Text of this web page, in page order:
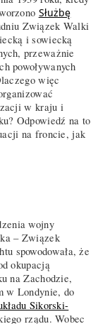
Służbę
Związek Walki
i sowiecką
przeważnie
powoływanych
więc
w kraju i
Odpowiedź na to
na froncie, jak
wojny
– Związek
spowodowała, że
okupacją
na Zachodzie,
w Londynie, do
Sikorski-
rządu. Wobec